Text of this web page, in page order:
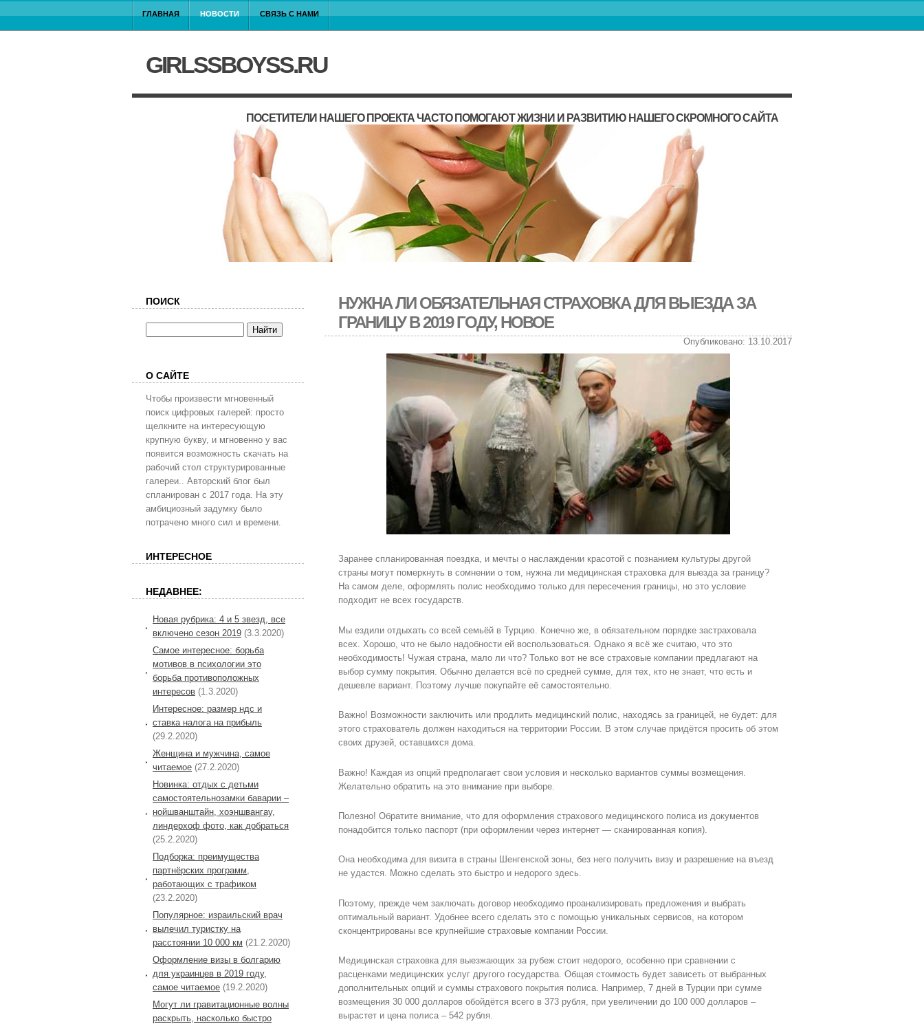
ГЛАВНАЯ НОВОСТИ СВЯЗЬ С НАМИ
GIRLSSBOYSS.RU
ПОСЕТИТЕЛИ НАШЕГО ПРОЕКТА ЧАСТО ПОМОГАЮТ ЖИЗНИ И РАЗВИТИЮ НАШЕГО СКРОМНОГО САЙТА
НУЖНА ЛИ ОБЯЗАТЕЛЬНАЯ СТРАХОВКА ДЛЯ ВЫЕЗДА ЗА
ГРАНИЦУ В 2019 ГОДУ, НОВОЕ
Опубликовано: 13.10.2017
Заранее спланированная поездка, и мечты о наслаждении красотой с познанием культуры другой
страны могут померкнуть в сомнении о том, нужна ли медицинская страховка для выезда за границу?
На самом деле, оформлять полис необходимо только для пересечения границы, но это условие
подходит не всех государств.
Мы ездили отдыхать со всей семьёй в Турцию. Конечно же, в обязательном порядке застраховала
всех. Хорошо, что не было надобности ей воспользоваться. Однако я всё же считаю, что это
необходимость! Чужая страна, мало ли что? Только вот не все страховые компании предлагают на
выбор сумму покрытия. Обычно делается всё по средней сумме, для тех, кто не знает, что есть и
дешевле вариант. Поэтому лучше покупайте её самостоятельно.
Важно! Возможности заключить или продлить медицинский полис, находясь за границей, не будет: для
этого страхователь должен находиться на территории России. В этом случае придётся просить об этом
своих друзей, оставшихся дома.
Важно! Каждая из опций предполагает свои условия и несколько вариантов суммы возмещения.
Желательно обратить на это внимание при выборе.
Полезно! Обратите внимание, что для оформления страхового медицинского полиса из документов
понадобится только паспорт (при оформлении через интернет — сканированная копия).
Она необходима для визита в страны Шенгенской зоны, без него получить визу и разрешение на въезд
не удастся. Можно сделать это быстро и недорого здесь.
Поэтому, прежде чем заключать договор необходимо проанализировать предложения и выбрать
оптимальный вариант. Удобнее всего сделать это с помощью уникальных сервисов, на котором
сконцентрированы все крупнейшие страховые компании России.
Медицинская страховка для выезжающих за рубеж стоит недорого, особенно при сравнении с
расценками медицинских услуг другого государства. Общая стоимость будет зависеть от выбранных
дополнительных опций и суммы страхового покрытия полиса. Например, 7 дней в Турции при сумме
возмещения 30 000 долларов обойдётся всего в 373 рубля, при увеличении до 100 000 долларов –
вырастет и цена полиса – 542 рубля.
ПОИСК
О САЙТЕ
Чтобы произвести мгновенный
поиск цифровых галерей: просто
щелкните на интересующую
крупную букву, и мгновенно у вас
появится возможность скачать на
рабочий стол структурированные
галереи.. Авторский блог был
спланирован с 2017 года. На эту
амбициозный задумку было
потрачено много сил и времени.
ИНТЕРЕСНОЕ
НЕДАВНЕЕ:
Новая рубрика: 4 и 5 звезд, все
включено сезон 2019 (3.3.2020)
Самое интересное: борьба
мотивов в психологии это
борьба противоположных
интересов (1.3.2020)
Интересное: размер ндс и
ставка налога на прибыль
(29.2.2020)
Женщина и мужчина, самое
читаемое (27.2.2020)
Новинка: отдых с детьми
самостоятельнозамки баварии –
нойшванштайн, хоэншвангау,
линдерхоф фото, как добраться
(25.2.2020)
Подборка: преимущества
партнёрских программ,
работающих с трафиком
(23.2.2020)
Популярное: израильский врач
вылечил туристку на
расстоянии 10 000 км (21.2.2020)
Оформление визы в болгарию
для украинцев в 2019 году,
самое читаемое (19.2.2020)
Могут ли гравитационные волны
раскрыть, насколько быстро